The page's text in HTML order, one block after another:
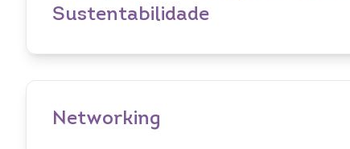
Sustentabilidade
Networking